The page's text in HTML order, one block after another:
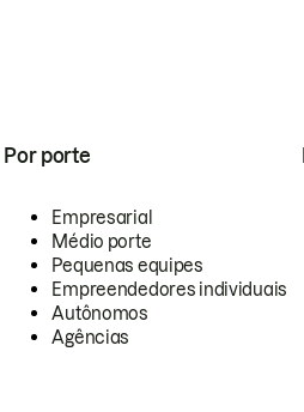
Por porte
Empresarial
Médio porte
Pequenas equipes
Empreendedores individuais
Autônomos
Agências